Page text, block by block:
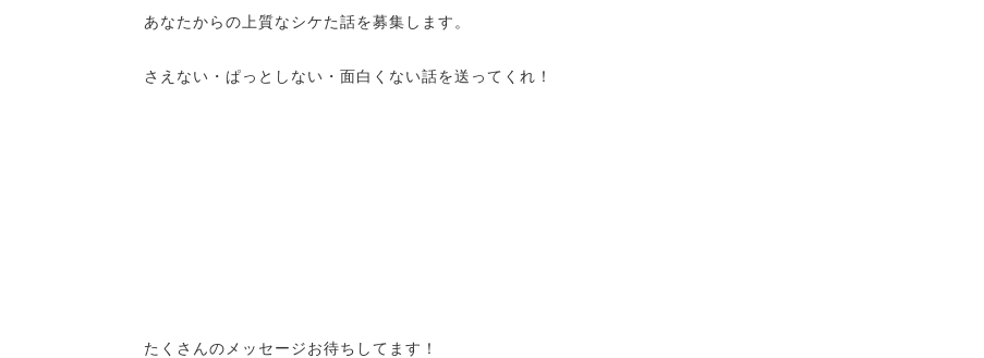
あなたからの上質なシケた話を募集します。
さえない・ぱっとしない・面白くない話を送ってくれ！
たくさんのメッセージお待ちしてます！